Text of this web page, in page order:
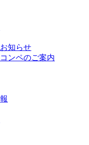
知らせ
ンペのご案内